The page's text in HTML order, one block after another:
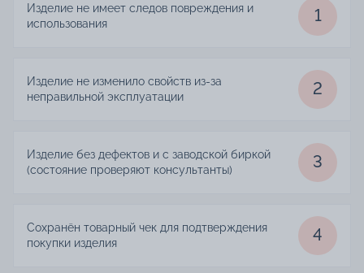
Изделие не имеет следов повреждения и
использования
1
Изделие не изменило свойств из-за
неправильной эксплуатации
2
Изделие без дефектов и с заводской биркой
(состояние проверяют консультанты)
3
Сохранён товарный чек для подтверждения
покупки изделия
4